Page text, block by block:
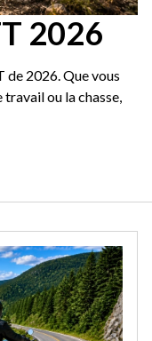
2026
de 2026. Que vous
ou la chasse,